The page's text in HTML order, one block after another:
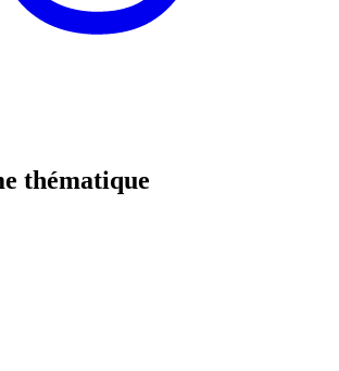
thématique